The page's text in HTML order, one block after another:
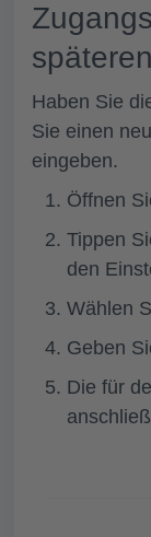
Haben Sie
Sie einen
eingeben.
Öffnen
Tippen
den
Wählen
Geben
Die für